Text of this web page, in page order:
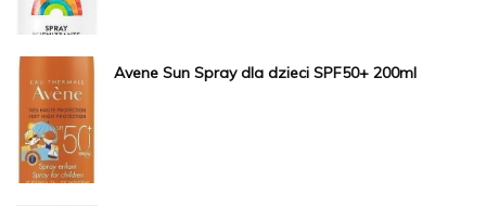
Avene Sun Spray dla dzieci SPF50+ 200ml